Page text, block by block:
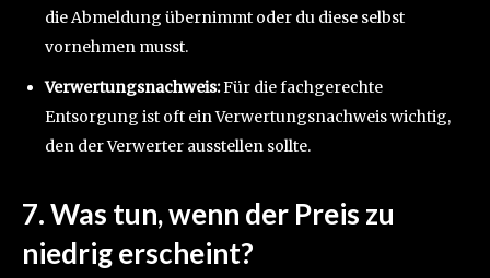
die Abmeldung übernimmt oder du diese selbst
vornehmen musst.
Verwertungsnachweis:Für die fachgerechte
Entsorgung ist oft ein Verwertungsnachweis wichtig,
den der Verwerter ausstellen sollte.
7. Was tun, wenn der Preis zu
niedrig erscheint?